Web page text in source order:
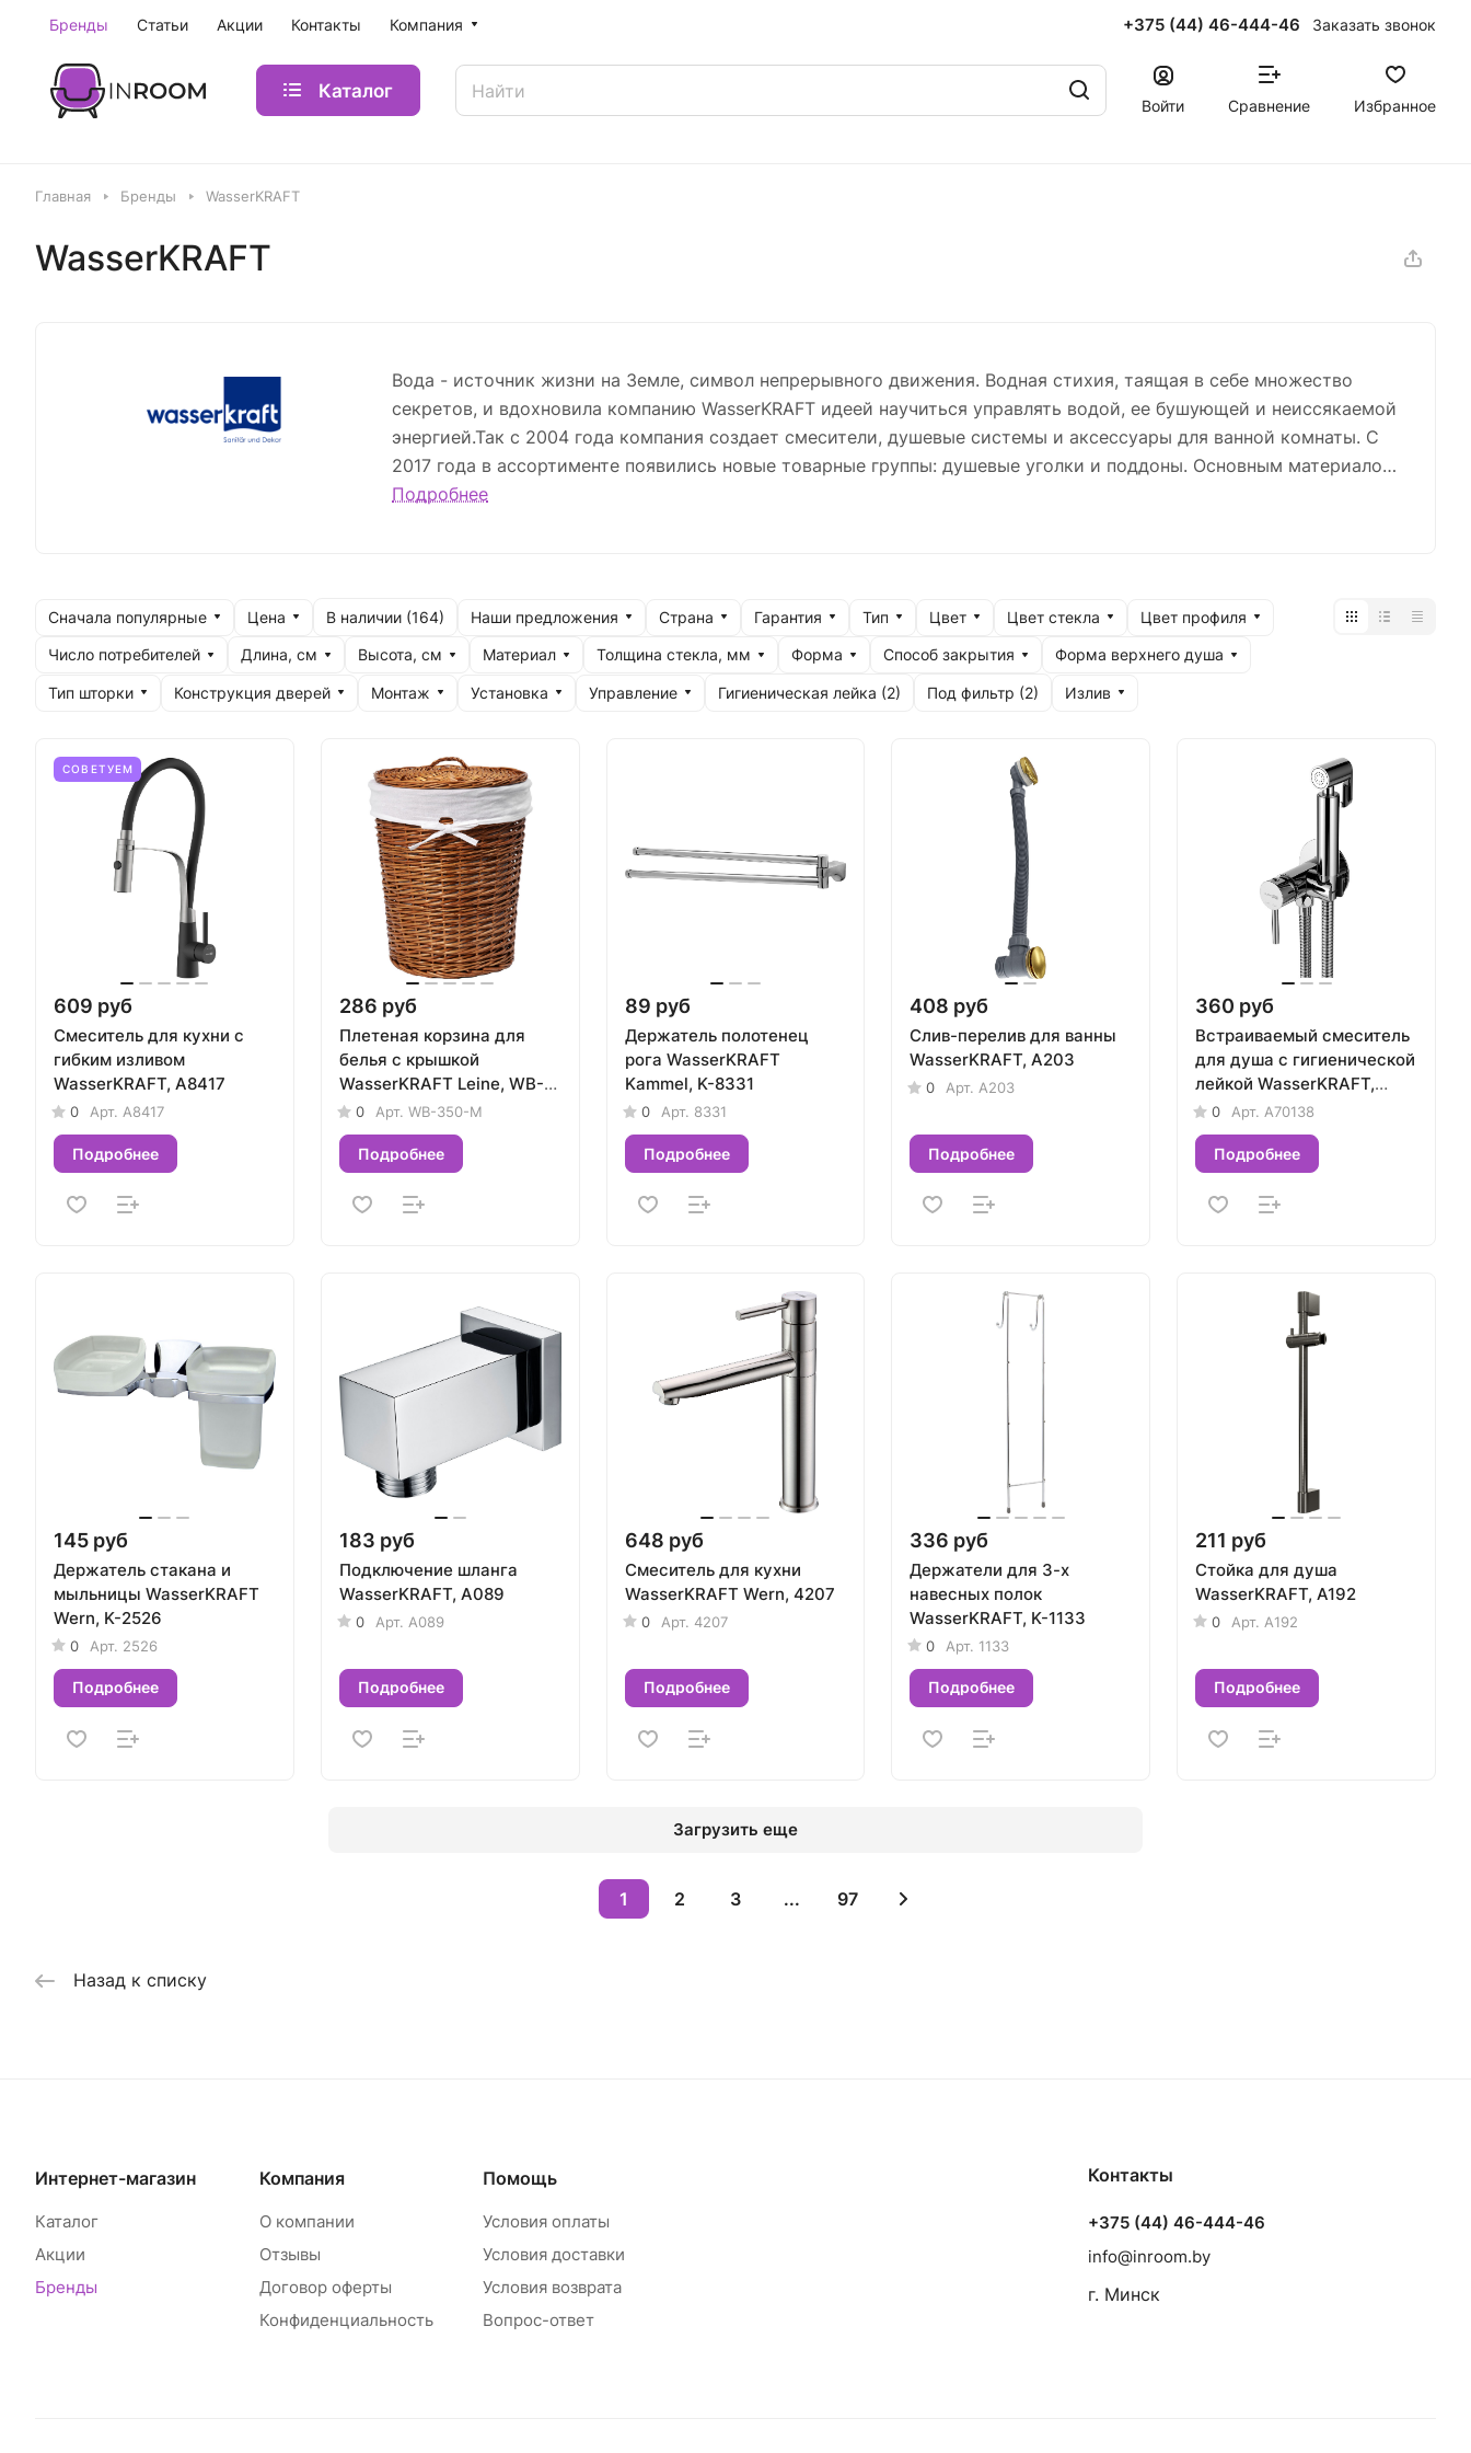
Бренды Статьи Акции Контакты Компания +375 (44) 46-444-46 Заказать звонок
Каталог
Войти Сравнение Избранное
Главная Бренды WasserKRAFT
WasserKRAFT
Вода - источник жизни на Земле, символ непрерывного движения. Водная стихия, таящая в себе множество
секретов, и вдохновила компанию WasserKRAFT идеей научиться управлять водой, ее бушующей и неиссякаемой
энергией.Так с 2004 года компания создает смесители, душевые системы и аксессуары для ванной комнаты. С
2017 года в ассортименте появились новые товарные группы: душевые уголки и поддоны. Основным материалом
при производстве смесителей WasserKRAFT является высококачественная латунь. Гарантия на смесители
Подробнее
Сначала популярные Цена В наличии (164) Наши предложения Страна Гарантия Тип Цвет Цвет стекла Цвет профиля
Число потребителей Длина, см Высота, см Материал Толщина стекла, мм Форма Способ закрытия Форма верхнего душа
Тип шторки Конструкция дверей Монтаж Установка Управление Гигиеническая лейка (2) Под фильтр (2) Излив
СОВЕТУЕМ
609 руб
Смеситель для кухни с
гибким изливом
WasserKRAFT, A8417
0 Арт. A8417
Подробнее
286 руб
Плетеная корзина для
белья с крышкой
WasserKRAFT Leine, WB-
350-M
0 Арт. WB-350-M
Подробнее
89 руб
Держатель полотенец
рога WasserKRAFT
Kammel, K-8331
0 Арт. 8331
Подробнее
408 руб
Слив-перелив для ванны
WasserKRAFT, A203
0 Арт. A203
Подробнее
360 руб
Встраиваемый смеситель
для душа с гигиенической
лейкой WasserKRAFT,
A70138
0 Арт. A70138
Подробнее
145 руб
Держатель стакана и
мыльницы WasserKRAFT
Wern, K-2526
0 Арт. 2526
Подробнее
183 руб
Подключение шланга
WasserKRAFT, A089
0 Арт. A089
Подробнее
648 руб
Смеситель для кухни
WasserKRAFT Wern, 4207
0 Арт. 4207
Подробнее
336 руб
Держатели для 3-х
навесных полок
WasserKRAFT, K-1133
0 Арт. 1133
Подробнее
211 руб
Стойка для душа
WasserKRAFT, A192
0 Арт. A192
Подробнее
Загрузить еще
1 2 3 ... 97
Назад к списку
Интернет-магазин
Каталог
Акции
Бренды
Компания
О компании
Отзывы
Договор оферты
Конфиденциальность
Помощь
Условия оплаты
Условия доставки
Условия возврата
Вопрос-ответ
Контакты
+375 (44) 46-444-46
info@inroom.by
г. Минск